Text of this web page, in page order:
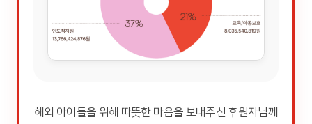
해외 아이들을 위해 따뜻한 마음을 보내주신 후원자님께